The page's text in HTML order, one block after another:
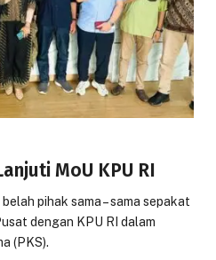
MoU KPU RI
pihak sama – sama sepakat
dengan KPU RI dalam
(PKS).